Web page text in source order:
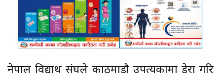
नेपाल विद्यार्थी संघले काठमाडौ उपत्यकामा डेरा गरि